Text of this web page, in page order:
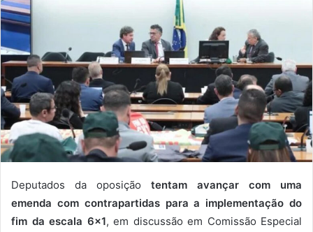
Deputados da oposição tentam avançar com uma
emenda com contrapartidas para a implementação do
fim da escala 6×1, em discussão em Comissão Especial